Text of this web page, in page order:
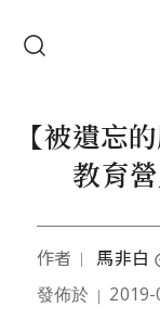
【被遺忘
教育
作者 ｜ 馬非白
資深新聞工作
發佈於 ｜